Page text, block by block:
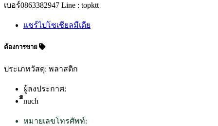
เบอร์0863382947 Line : topktt
แชร์ไปโซเชียลมีเดีย
ต้องการขาย
ประเภทวัสดุ: พลาสติก
ผู้ลงประกาศ:
ืืnuch
หมายเลขโทรศัพท์: